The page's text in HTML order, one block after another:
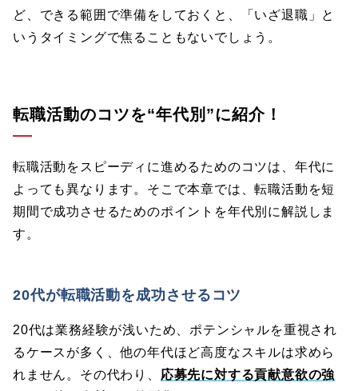
ど、できる範囲で準備をしておくと、「いざ退職」と
いうタイミングで焦ることもないでしょう。
転職活動のコツを“年代別”に紹介！
転職活動をスピーディに進めるためのコツは、年代に
よっても異なります。そこで本章では、転職活動を短
期間で成功させるためのポイントを年代別に解説しま
す。
20代が転職活動を成功させるコツ
20代は業務経験が浅いため、ポテンシャルを重視され
るケースが多く、他の年代ほど高度なスキルは求めら
れません。その代わり、 応募先に対する貢献意欲の強